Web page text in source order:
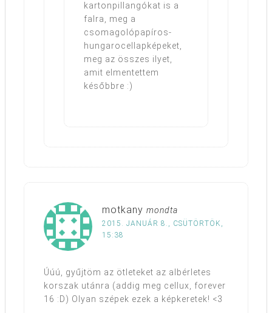
kartonpillangókat is a
falra, meg a
csomagolópapíros-
hungarocellapképeket,
meg az összes ilyet,
amit elmentettem
későbbre :)
motkany mondta
2015. JANUÁR 8., CSÜTÖRTÖK,
15:38
Úúú, gyűjtöm az ötleteket az albérletes
korszak utánra (addig meg cellux, forever
16 :D) Olyan szépek ezek a képkeretek! <3